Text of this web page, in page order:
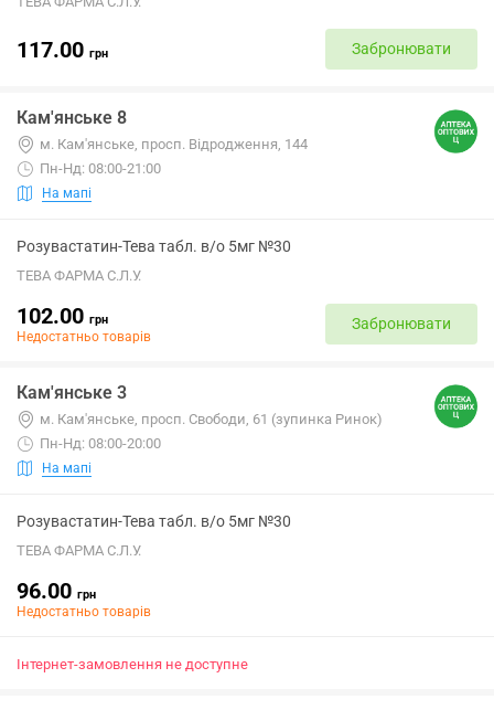
117.00 грн Забронювати
Кам'янське 8
м. Кам'янське, просп. Відродження, 144
Пн-Нд: 08:00-21:00
На мапі
Розувастатин-Тева табл. в/о 5мг №30
ТЕВА ФАРМА С.Л.У.
102.00 грн
Недостатньо товарів
Забронювати
Кам'янське 3
м. Кам'янське, просп. Свободи, 61 (зупинка Ринок)
Пн-Нд: 08:00-20:00
На мапі
Розувастатин-Тева табл. в/о 5мг №30
ТЕВА ФАРМА С.Л.У.
96.00 грн
Недостатньо товарів
Інтернет-замовлення не доступне